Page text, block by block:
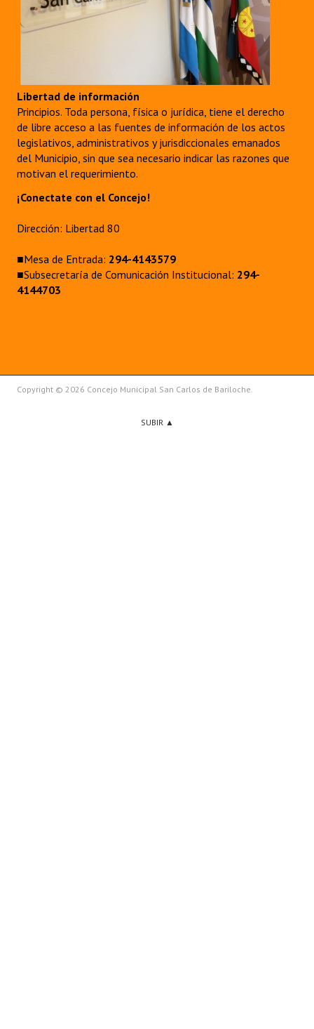
Libertad de información
Principios. Toda persona, física o jurídica, tiene el derecho
de libre acceso a las fuentes de información de los actos
legislativos, administrativos y jurisdiccionales emanados
del Municipio, sin que sea necesario indicar las razones que
motivan el requerimiento.
¡Conectate con el Concejo!
Dirección: Libertad 80
■Mesa de Entrada: 294-4143579
■Subsecretaría de Comunicación Institucional: 294-
4144703
Copyright © 2026 Concejo Municipal San Carlos de Bariloche.
SUBIR ▲